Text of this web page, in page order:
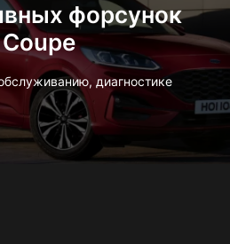
форсунок
диагностике